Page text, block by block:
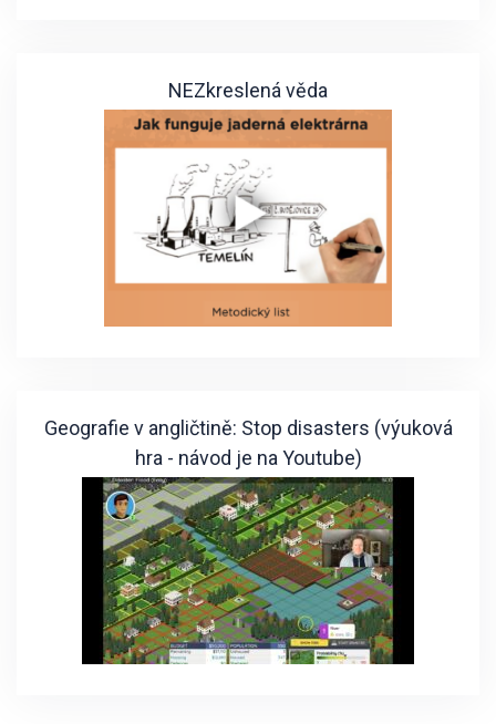
NEZkreslená věda
Geografie v angličtině: Stop disasters (výuková
hra - návod je na Youtube)